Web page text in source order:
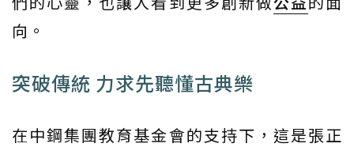
向。
突破傳統 力求先聽懂古典樂
在中鋼集團教育基金會的支持下，這是張正